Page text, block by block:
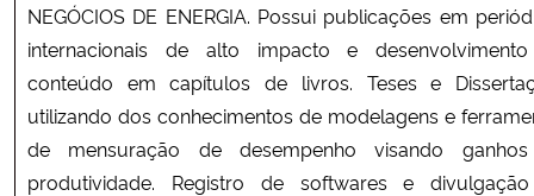
NEGÓCIOS DE ENERGIA. Possui publicações em
internacionais de alto impacto e
conteúdo em capítulos de livros. Teses e
utilizando dos conhecimentos de modelagens e
de mensuração de desempenho visando
produtividade. Registro de softwares e